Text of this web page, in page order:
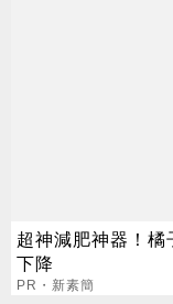
超神減肥神器！橘
下降
PR・新素簡